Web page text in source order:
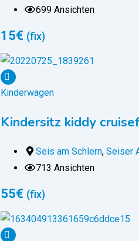
699 Ansichten
15€ (fix)
Kinderwagen
Kindersitz kiddy
Seis am Schlern, Seiser
713 Ansichten
55€ (fix)